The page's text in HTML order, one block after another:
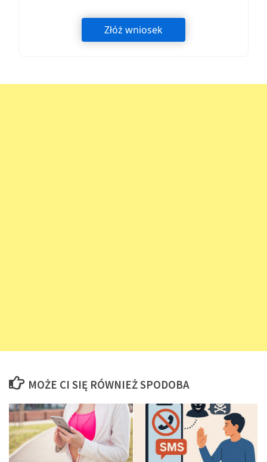
Złóż wniosek
MOŻE CI SIĘ RÓWNIEŻ SPODOBA